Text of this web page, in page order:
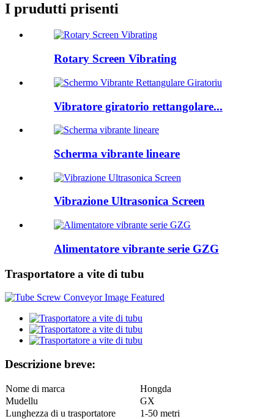
I prudutti prisenti
Rotary Screen Vibrating
Vibratore giratorio rettangolare...
Scherma vibrante lineare
Vibrazione Ultrasonica Screen
Alimentatore vibrante serie GZG
Trasportatore a vite di tubu
Descrizione breve:
Nome di marca
Hongda
Mudellu
GX
Lunghezza di u trasportatore
1-50 metri